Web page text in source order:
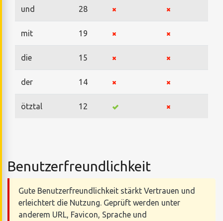
und 28
mit 19
die 15
der 14
ötztal 12
Benutzerfreundlichkeit
Gute Benutzerfreundlichkeit stärkt Vertrauen und
erleichtert die Nutzung. Geprüft werden unter
anderem URL, Favicon, Sprache und